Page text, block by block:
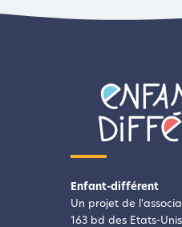
Enfant-différent
Un projet de
163 bd des Etats-